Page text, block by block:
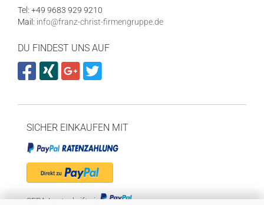
Tel: +49 9683 929 9210
Mail: info@franz-christ-firmengruppe.de
DU FINDEST UNS AUF
SICHER EINKAUFEN MIT
SEPA-Lastschrift via